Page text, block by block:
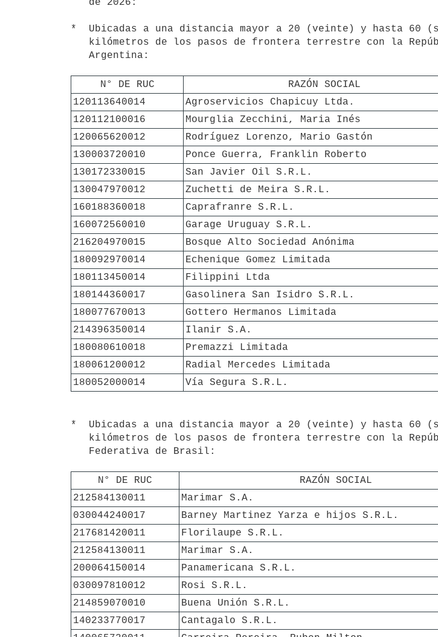
*  Ubicadas a una distancia mayor a 20 (veinte) y hasta 60
N° DE RUC RAZÓN SOCIAL
120113640014
Agroservicios Chapicuy Ltda.
120112100016
Mourglia Zecchini, Maria Inés
120065620012
Rodríguez Lorenzo, Mario Gastón
130003720010
Ponce Guerra, Franklin Roberto
130172330015
San Javier Oil S.R.L.
130047970012
Zuchetti de Meira S.R.L.
160188360018
Caprafranre S.R.L.
160072560010
Garage Uruguay S.R.L.
216204970015
Bosque Alto Sociedad Anónima
180092970014
Echenique Gomez Limitada
180113450014
Filippini Ltda
180144360017
Gasolinera San Isidro S.R.L.
180077670013
Gottero Hermanos Limitada
214396350014
Ilanir S.A.
180080610018
Premazzi Limitada
180061200012
Radial Mercedes Limitada
180052000014
Vía Segura S.R.L.
*  Ubicadas a una distancia mayor a 20 (veinte) y hasta 60
N° DE RUC RAZÓN SOCIAL
212584130011
Marimar S.A.
030044240017
Barney Martinez Yarza e hijos S.R.L.
217681420011
Florilaupe S.R.L.
212584130011
Marimar S.A.
200064150014
Panamericana S.R.L.
030097810012
Rosi S.R.L.
214859070010
Buena Unión S.R.L.
140233770017
Cantagalo S.R.L.